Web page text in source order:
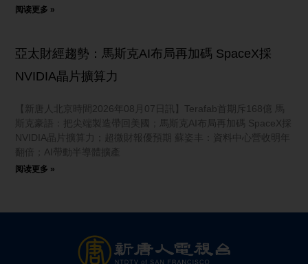
阅读更多 »
亞太財經趨勢：馬斯克AI布局再加碼 SpaceX採
NVIDIA晶片擴算力
【新唐人北京時間2026年08月07日訊】Terafab首期斥168億 馬
斯克豪語：把尖端製造帶回美國；馬斯克AI布局再加碼 SpaceX採
NVIDIA晶片擴算力；超微財報優預期 蘇姿丰：資料中心營收明年
翻倍；AI帶動半導體擴產
阅读更多 »